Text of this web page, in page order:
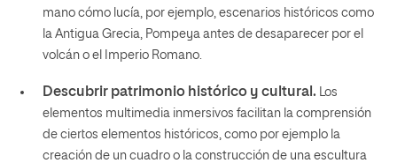
mano cómo lucía, por ejemplo, escenarios históricos como
la Antigua Grecia, Pompeya antes de desaparecer por el
volcán o el Imperio Romano.
Descubrir patrimonio histórico y cultural. Los
elementos multimedia inmersivos facilitan la comprensión
de ciertos elementos históricos, como por ejemplo la
creación de un cuadro o la construcción de una escultura